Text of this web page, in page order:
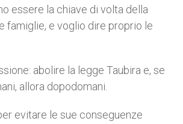
essere la chiave di volta della
famiglie, e voglio dire proprio le
abolire la legge Taubira e, se
allora dopodomani.
evitare le sue conseguenze